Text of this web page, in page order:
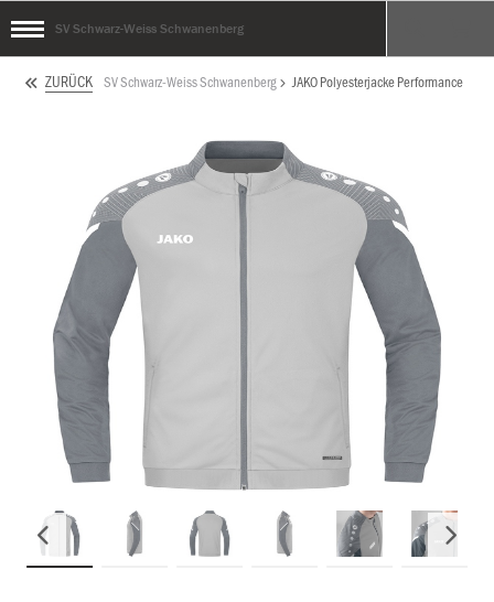
SV Schwarz-Weiss Schwanenberg
ZURÜCK SV Schwarz-Weiss Schwanenberg JAKO Polyesterjacke Performance